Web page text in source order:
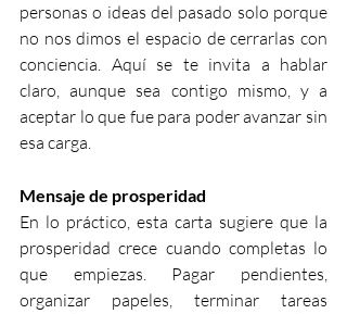
personas o ideas del pasado solo porque
no nos dimos el espacio de cerrarlas con
conciencia. Aquí se te invita a hablar
claro, aunque sea contigo mismo, y a
aceptar lo que fue para poder avanzar sin
esa carga.
Mensaje de prosperidad
En lo práctico, esta carta sugiere que la
prosperidad crece cuando completas lo
que empiezas. Pagar pendientes,
organizar papeles, terminar tareas